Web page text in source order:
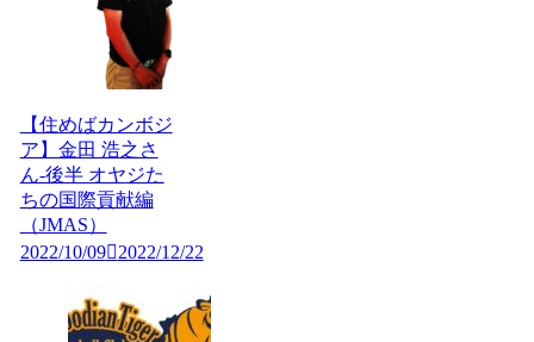
【住めばカンボジ
ア】金田 浩之さ
ん-後半 オヤジた
ちの国際貢献編
（JMAS）
2022/10/09
2022/12/22